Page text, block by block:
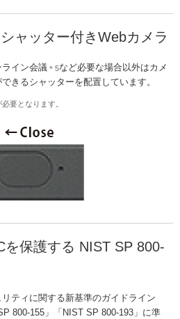
ャッター付きWebカメラ
イン会議 ＊5など必要な場合以外はカメ
きるシャッターを配置しています。
要となります。
を保護する NIST SP 800-
ティに関する新基準のガイドライン
800-155」「NIST SP 800-193」に準